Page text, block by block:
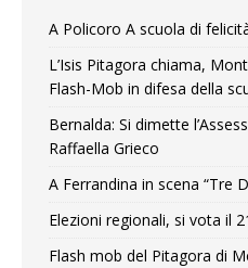
A Policoro A scuola di
L’Isis Pitagora chiama,
Flash-Mob in difesa della
Bernalda: Si dimette
Raffaella Grieco
A Ferrandina in scena “Tre
Elezioni regionali, si vota il
Flash mob del Pitagora di